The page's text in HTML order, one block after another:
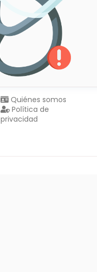
Quiénes somos
Política de
privacidad